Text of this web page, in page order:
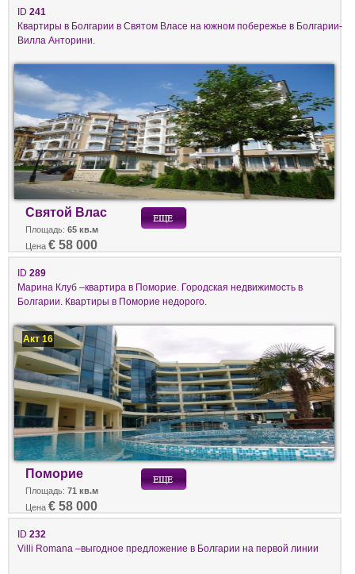
ID 241
Квартиры в Болгарии в Святом Власе на южном побережье в Болгарии-
Вилла Анторини.
Святой Влас
Площадь: 65 кв.м
Цена € 58 000
ID 289
Марина Клуб –квартира в Поморие. Городская недвижимость в
Болгарии. Квартиры в Поморие недорого.
Акт 16
Поморие
Площадь: 71 кв.м
Цена € 58 000
ID 232
Villi Romana –выгодное предложение в Болгарии на первой линии